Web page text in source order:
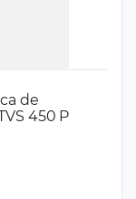
de
450 P